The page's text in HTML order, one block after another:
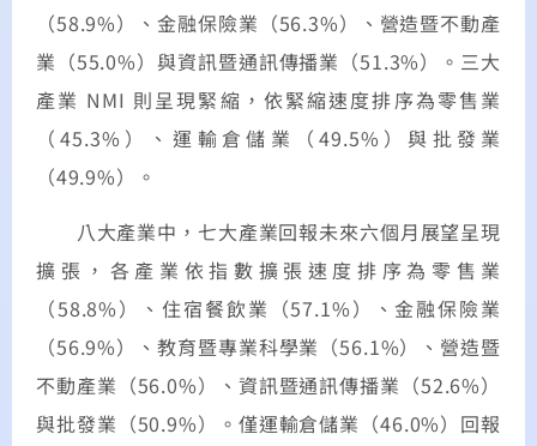
（58.9%）、金融保險業（56.3%）、營造暨不動產
業（55.0%）與資訊暨通訊傳播業（51.3%）。三大
產業 NMI 則呈現緊縮，依緊縮速度排序為零售業
（45.3%）、運輸倉儲業（49.5%）與批發業
（49.9%）。
八大產業中，七大產業回報未來六個月展望呈現
擴張，各產業依指數擴張速度排序為零售業
（58.8%）、住宿餐飲業（57.1%）、金融保險業
（56.9%）、教育暨專業科學業（56.1%）、營造暨
不動產業（56.0%）、資訊暨通訊傳播業（52.6%）
與批發業（50.9%）。僅運輸倉儲業（46.0%）回報